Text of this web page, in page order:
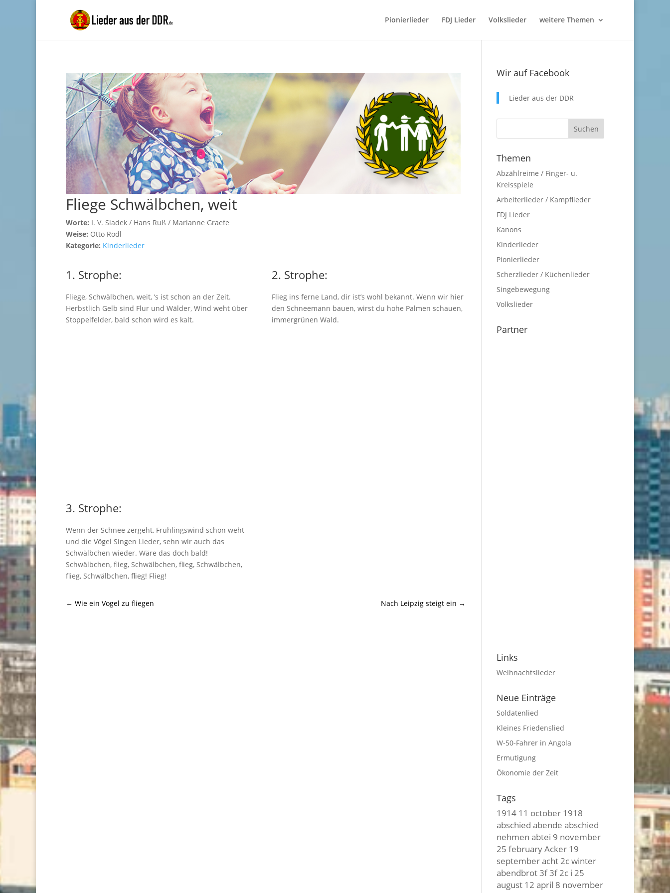
Pionierlieder FDJ Lieder Volkslieder weitere Themen
Fliege Schwälbchen, weit
Worte: I. V. Sladek / Hans Ruß / Marianne Graefe
Weise: Otto Rödl
Kategorie: Kinderlieder
1. Strophe:
Fliege, Schwälbchen, weit, ’s ist schon an der Zeit.
Herbstlich Gelb sind Flur und Wälder, Wind weht über
Stoppelfelder, bald schon wird es kalt.
2. Strophe:
Flieg ins ferne Land, dir ist’s wohl bekannt. Wenn wir hier
den Schneemann bauen, wirst du hohe Palmen schauen,
immergrünen Wald.
3. Strophe:
Wenn der Schnee zergeht, Frühlingswind schon weht
und die Vögel Singen Lieder, sehn wir auch das
Schwälbchen wieder. Wäre das doch bald!
Schwälbchen, flieg, Schwälbchen, flieg, Schwälbchen,
flieg, Schwälbchen, flieg! Flieg!
← Wie ein Vogel zu fliegen Nach Leipzig steigt ein →
Wir auf Facebook
Lieder aus der DDR
Themen
Abzählreime / Finger- u.
Kreisspiele
Arbeiterlieder / Kampflieder
FDJ Lieder
Kanons
Kinderlieder
Pionierlieder
Scherzlieder / Küchenlieder
Singebewegung
Volkslieder
Partner
Links
Weihnachtslieder
Neue Einträge
Soldatenlied
Kleines Friedenslied
W-50-Fahrer in Angola
Ermutigung
Ökonomie der Zeit
Tags
1914 11 october 1918
abschied abende abschied
nehmen abtei 9 november
25 februaryAcker 19
septemberacht2c winter
abendbrot3f 3f2c i 25
august 12 april 8 november